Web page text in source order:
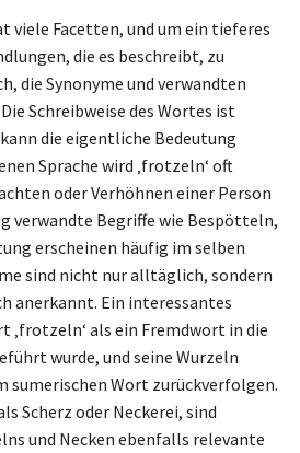
viele Facetten, und um ein tieferes
die es beschreibt, zu
die Synonyme und verwandten
Schreibweise des Wortes ist
die eigentliche Bedeutung
Sprache wird ‚frotzeln‘ oft
oder Verhöhnen einer Person
verwandte Begriffe wie Bespötteln,
erscheinen häufig im selben
sind nicht nur alltäglich, sondern
anerkannt. Ein interessantes
‚frotzeln‘ als ein Fremdwort in die
wurde, und seine Wurzeln
sumerischen Wort zurückverfolgen.
Scherz oder Neckerei, sind
und Necken ebenfalls relevante